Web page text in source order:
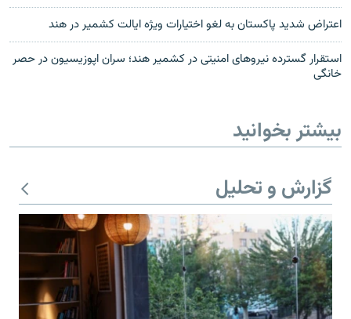
اعتراض شدید پاکستان به لغو اختیارات ویژه ایالت کشمیر در هند
استقرار گسترده نیروهای امنیتی در کشمیر هند؛ سران اپوزیسیون در حصر
خانگی
بیشتر بخوانید
گزارش و تحلیل